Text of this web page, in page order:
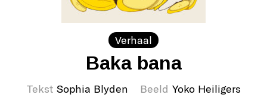
Verhaal
Baka bana
Tekst Sophia Blyden Beeld Yoko Heiligers